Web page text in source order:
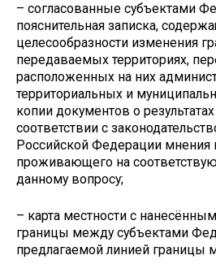
– согласованные субъектами
пояснительная записка,
целесообразности изменения
передаваемых территориях,
расположенных на них
территориальных и
копии документов о
соответствии с
Российской Федерации мнения
проживающего на
данному вопросу;
– карта местности с
границы между субъектами
предлагаемой линией границы